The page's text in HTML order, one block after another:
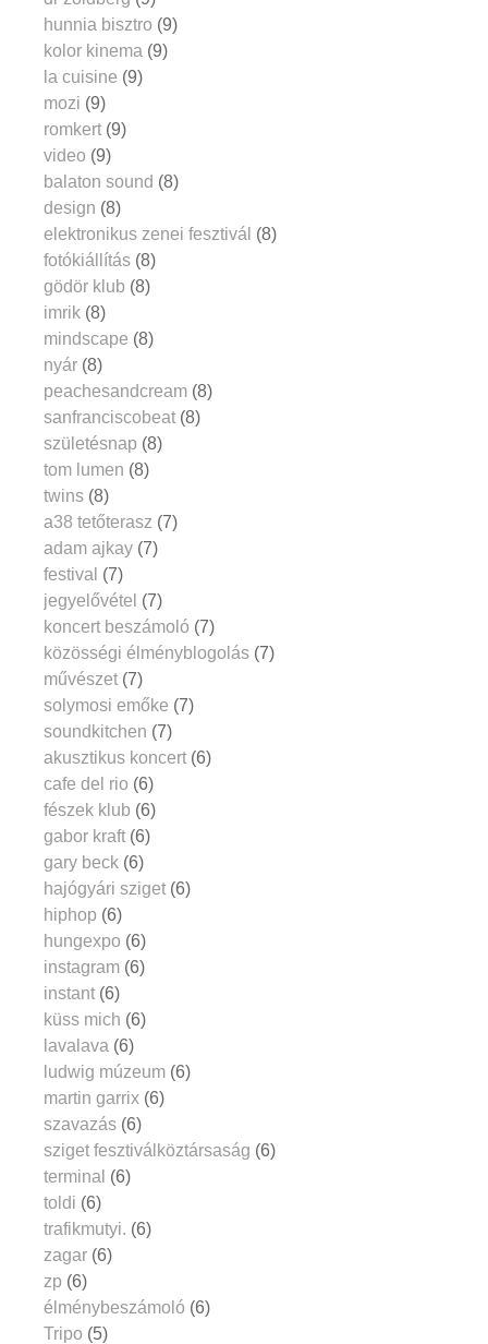
hunnia bisztro (9)
kolor kinema (9)
la cuisine (9)
mozi (9)
romkert (9)
video (9)
balaton sound (8)
design (8)
elektronikus zenei fesztivál (8)
fotókiállítás (8)
gödör klub (8)
imrik (8)
mindscape (8)
nyár (8)
peachesandcream (8)
sanfranciscobeat (8)
születésnap (8)
tom lumen (8)
twins (8)
a38 tetőterasz (7)
adam ajkay (7)
festival (7)
jegyelővétel (7)
koncert beszámoló (7)
közösségi élményblogolás (7)
művészet (7)
solymosi emőke (7)
soundkitchen (7)
akusztikus koncert (6)
cafe del rio (6)
fészek klub (6)
gabor kraft (6)
gary beck (6)
hajógyári sziget (6)
hiphop (6)
hungexpo (6)
instagram (6)
instant (6)
küss mich (6)
lavalava (6)
ludwig múzeum (6)
martin garrix (6)
szavazás (6)
sziget fesztiválköztársaság (6)
terminal (6)
toldi (6)
trafikmutyi. (6)
zagar (6)
zp (6)
élménybeszámoló (6)
Tripo (5)